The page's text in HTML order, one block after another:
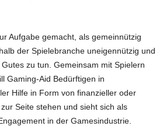
Aufgabe gemacht, als gemeinnützig
der Spielebranche uneigennützig und
zu tun. Gemeinsam mit Spielern
Gaming-Aid Bedürftigen in
Hilfe in Form von finanzieller oder
Seite stehen und sieht sich als
in der Gamesindustrie.